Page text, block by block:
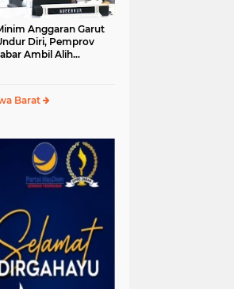
Anggaran Garut
Diri, Pemprov
Ambil Alih
Barat